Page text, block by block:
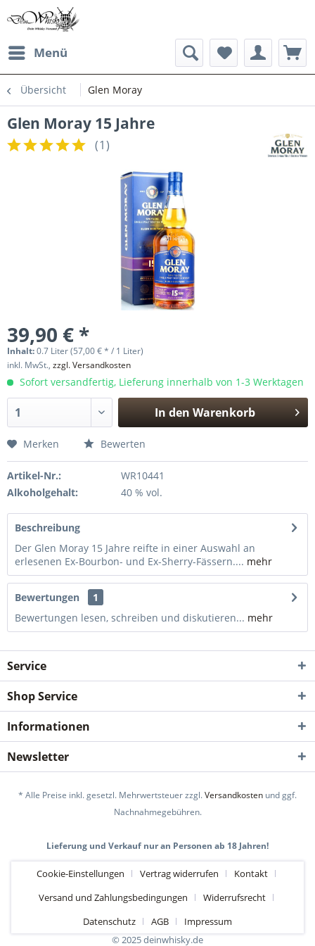
Menü
Übersicht Glen Moray
Glen Moray 15 Jahre
(1)
39,90 € *
Inhalt:0.7 Liter (57,00 € * / 1 Liter)
inkl. MwSt., zzgl. Versandkosten
Sofort versandfertig, Lieferung innerhalb von 1-3 Werktagen
In den Warenkorb
Merken Bewerten
Artikel-Nr.:
WR10441
Alkoholgehalt:
40 % vol.
Beschreibung
Der Glen Moray 15 Jahre reifte in einer Auswahl an
erlesenen Ex-Bourbon- und Ex-Sherry-Fässern.... mehr
Bewertungen
1
Bewertungen lesen, schreiben und diskutieren... mehr
Service
Shop Service
Informationen
Newsletter
* Alle Preise inkl. gesetzl. Mehrwertsteuer zzgl.Versandkosten und ggf.
Nachnahmegebühren.
Lieferung und Verkauf nur an Personen ab 18 Jahren!
Cookie-Einstellungen Vertrag widerrufen
Kontakt
Versand und Zahlungsbedingungen
Widerrufsrecht
Datenschutz
AGB
Impressum
© 2025 deinwhisky.de